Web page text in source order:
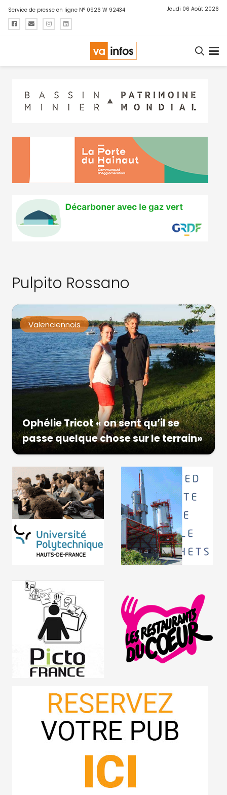
Service de presse en ligne N° 0926 W 92434 Jeudi 06 Août 2026
Pulpito Rossano
Valenciennois
Ophélie Tricot « on sent qu’il se
passe quelque chose sur le terrain»